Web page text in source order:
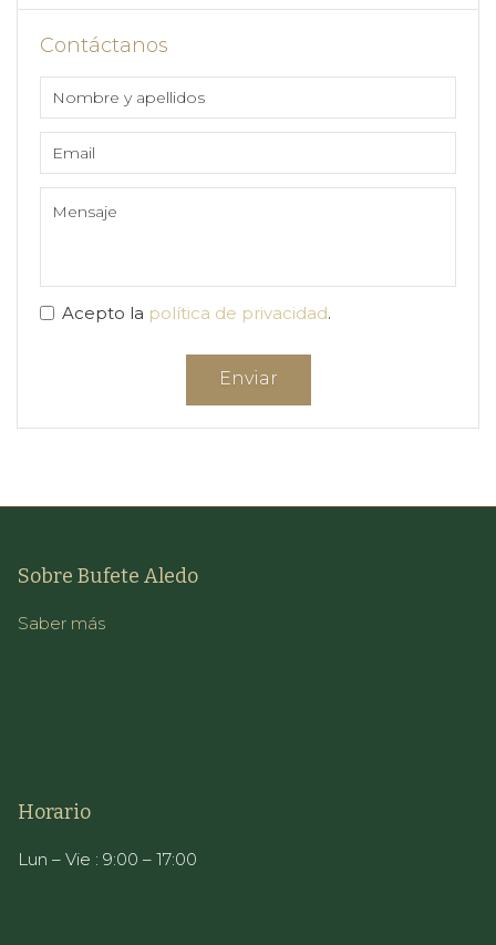
Contáctanos
Acepto la política de privacidad.
Sobre Bufete Aledo
Saber más
Horario
Lun – Vie : 9:00 – 17:00